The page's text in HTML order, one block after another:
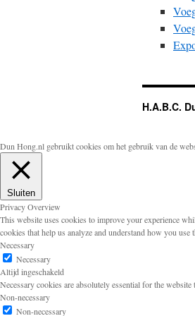
H.A.B.C.
Dun Hong.nl gebruikt cookies om het gebruik van de
Sluiten
Privacy Overview
This website uses cookies to improve your experience
cookies that help us analyze and understand how you
Necessary
Necessary
Altijd ingeschakeld
Necessary cookies are absolutely essential for the
Non-necessary
Non-necessary